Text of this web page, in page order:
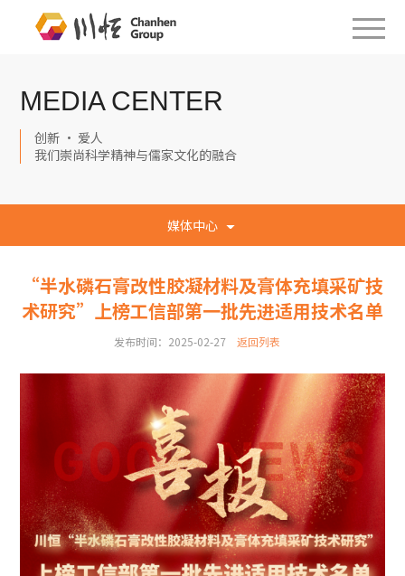
MEDIA CENTER
创新 · 爱人
我们崇尚科学精神与儒家文化的融合
媒体中心
“半水磷石膏改性胶凝材料及膏体充填采矿技
术研究”上榜工信部第一批先进适用技术名单
发布时间：2025-02-27 返回列表